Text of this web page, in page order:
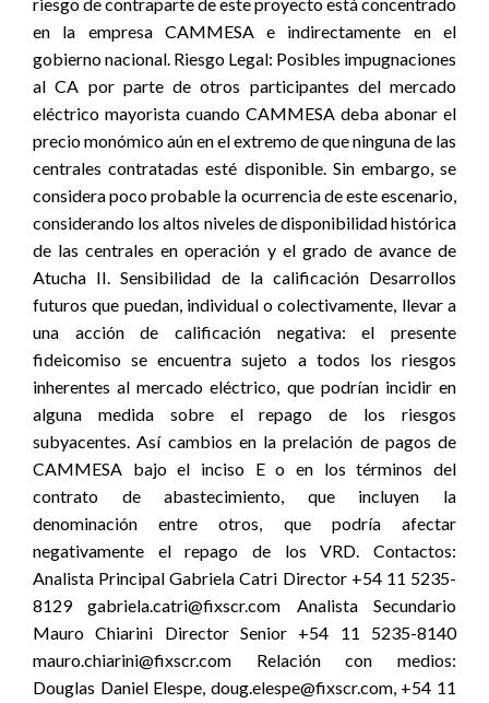
en la empresa CAMMESA e indirectamente en el
gobierno nacional. Riesgo Legal: Posibles impugnaciones
al CA por parte de otros participantes del mercado
eléctrico mayorista cuando CAMMESA deba abonar el
precio monómico aún en el extremo de que ninguna de las
centrales contratadas esté disponible. Sin embargo, se
considera poco probable la ocurrencia de este escenario,
considerando los altos niveles de disponibilidad histórica
de las centrales en operación y el grado de avance de
Atucha II. Sensibilidad de la calificación Desarrollos
futuros que puedan, individual o colectivamente, llevar a
una acción de calificación negativa: el presente
fideicomiso se encuentra sujeto a todos los riesgos
inherentes al mercado eléctrico, que podrían incidir en
alguna medida sobre el repago de los riesgos
subyacentes. Así cambios en la prelación de pagos de
CAMMESA bajo el inciso E o en los términos del
contrato de abastecimiento, que incluyen la
denominación entre otros, que podría afectar
negativamente el repago de los VRD. Contactos:
Analista Principal Gabriela Catri Director +54 11 5235-
8129 gabriela.catri@fixscr.com Analista Secundario
Mauro Chiarini Director Senior +54 11 5235-8140
mauro.chiarini@fixscr.com Relación con medios:
Douglas Daniel Elespe, doug.elespe@fixscr.com, +54 11